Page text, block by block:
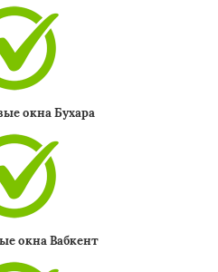
окна Бухара
окна Вабкент